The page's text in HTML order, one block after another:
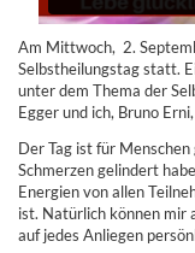
Am Mittwoch, 2.
Selbstheilungstag statt.
unter dem Thema der
Egger und ich, Bruno
Der Tag ist für
Schmerzen gelindert
Energien von allen
ist. Natürlich können mir
auf jedes Anliegen